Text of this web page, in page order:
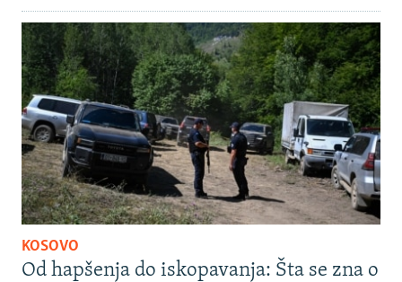
KOSOVO
Od hapšenja do iskopavanja: Šta se zna o